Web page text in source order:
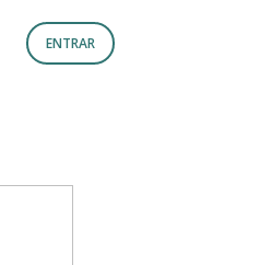
ENTRAR